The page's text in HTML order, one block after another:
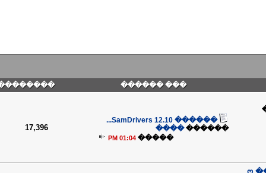
��� ������
������ SamDrivers 12.10...
������
����
�����
01:04 PM
17,396